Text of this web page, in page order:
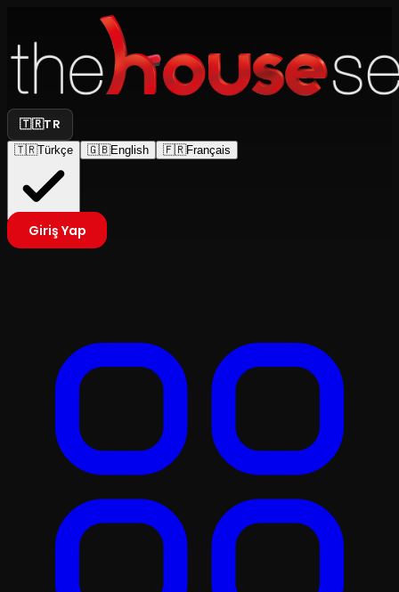
🇹🇷TR
🇹🇷Türkçe 🇬🇧English 🇫🇷Français
Giriş Yap